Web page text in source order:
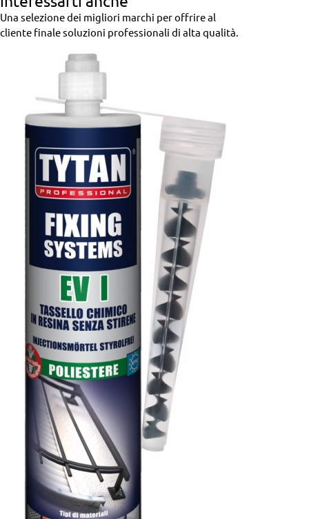
Una selezione dei migliori marchi per offrire al
cliente finale soluzioni professionali di alta qualità.